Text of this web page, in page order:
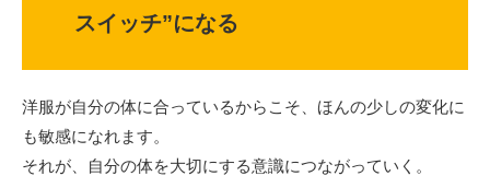
スイッチ”になる
洋服が自分の体に合っているからこそ、ほんの少しの変化に
も敏感になれます。
それが、自分の体を大切にする意識につながっていく。